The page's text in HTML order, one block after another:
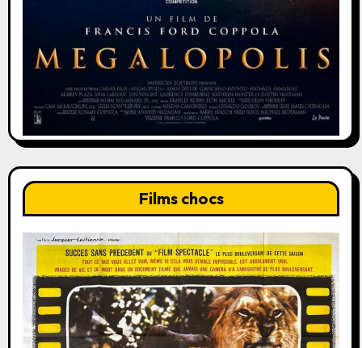
Films chocs